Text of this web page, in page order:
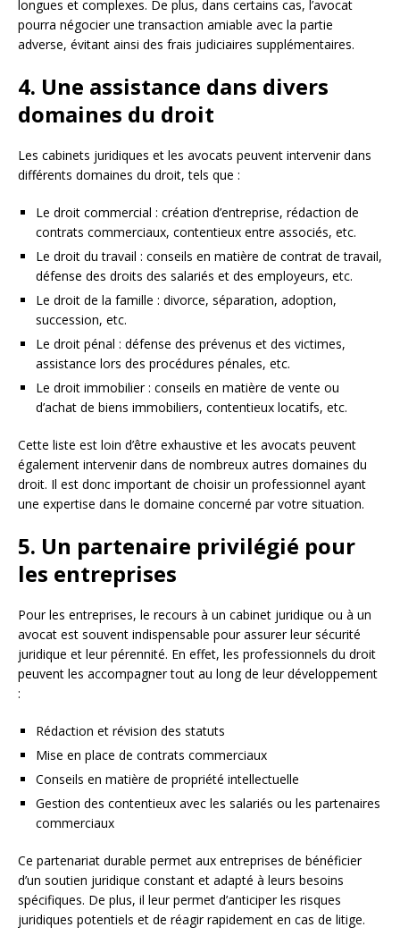
longues et complexes. De plus, dans certains cas, l’avocat
pourra négocier une transaction amiable avec la partie
adverse, évitant ainsi des frais judiciaires supplémentaires.
4. Une assistance dans divers
domaines du droit
Les cabinets juridiques et les avocats peuvent intervenir dans
différents domaines du droit, tels que :
Le droit commercial : création d’entreprise, rédaction de
contrats commerciaux, contentieux entre associés, etc.
Le droit du travail : conseils en matière de contrat de travail,
défense des droits des salariés et des employeurs, etc.
Le droit de la famille : divorce, séparation, adoption,
succession, etc.
Le droit pénal : défense des prévenus et des victimes,
assistance lors des procédures pénales, etc.
Le droit immobilier : conseils en matière de vente ou
d’achat de biens immobiliers, contentieux locatifs, etc.
Cette liste est loin d’être exhaustive et les avocats peuvent
également intervenir dans de nombreux autres domaines du
droit. Il est donc important de choisir un professionnel ayant
une expertise dans le domaine concerné par votre situation.
5. Un partenaire privilégié pour
les entreprises
Pour les entreprises, le recours à un cabinet juridique ou à un
avocat est souvent indispensable pour assurer leur sécurité
juridique et leur pérennité. En effet, les professionnels du droit
peuvent les accompagner tout au long de leur développement
:
Rédaction et révision des statuts
Mise en place de contrats commerciaux
Conseils en matière de propriété intellectuelle
Gestion des contentieux avec les salariés ou les partenaires
commerciaux
Ce partenariat durable permet aux entreprises de bénéficier
d’un soutien juridique constant et adapté à leurs besoins
spécifiques. De plus, il leur permet d’anticiper les risques
juridiques potentiels et de réagir rapidement en cas de litige.